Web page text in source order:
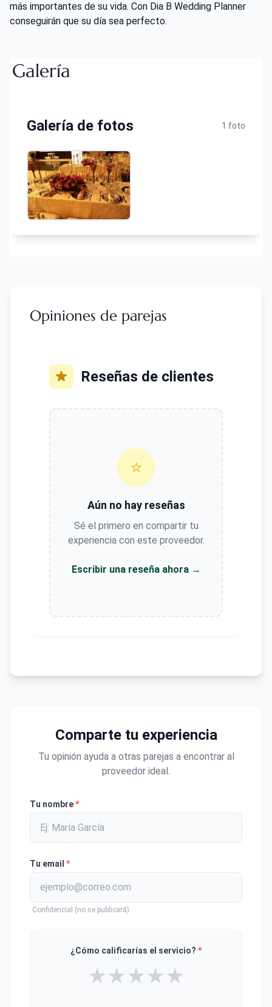
más importantes de su vida. Con Dia B Wedding Planner
conseguirán que su día sea perfecto.
Galería
Galería de fotos 1 foto
Opiniones de parejas
Reseñas de clientes
⭐
Aún no hay reseñas
Sé el primero en compartir tu
experiencia con este proveedor.
Escribir una reseña ahora →
Comparte tu experiencia
Tu opinión ayuda a otras parejas a encontrar al
proveedor ideal.
Tu nombre*
Tu email *
Confidencial (no se publicará)
¿Cómo calificarías el servicio? *
★
★
★
★
★